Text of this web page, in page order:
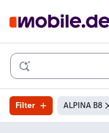
Filter ALPINA B8